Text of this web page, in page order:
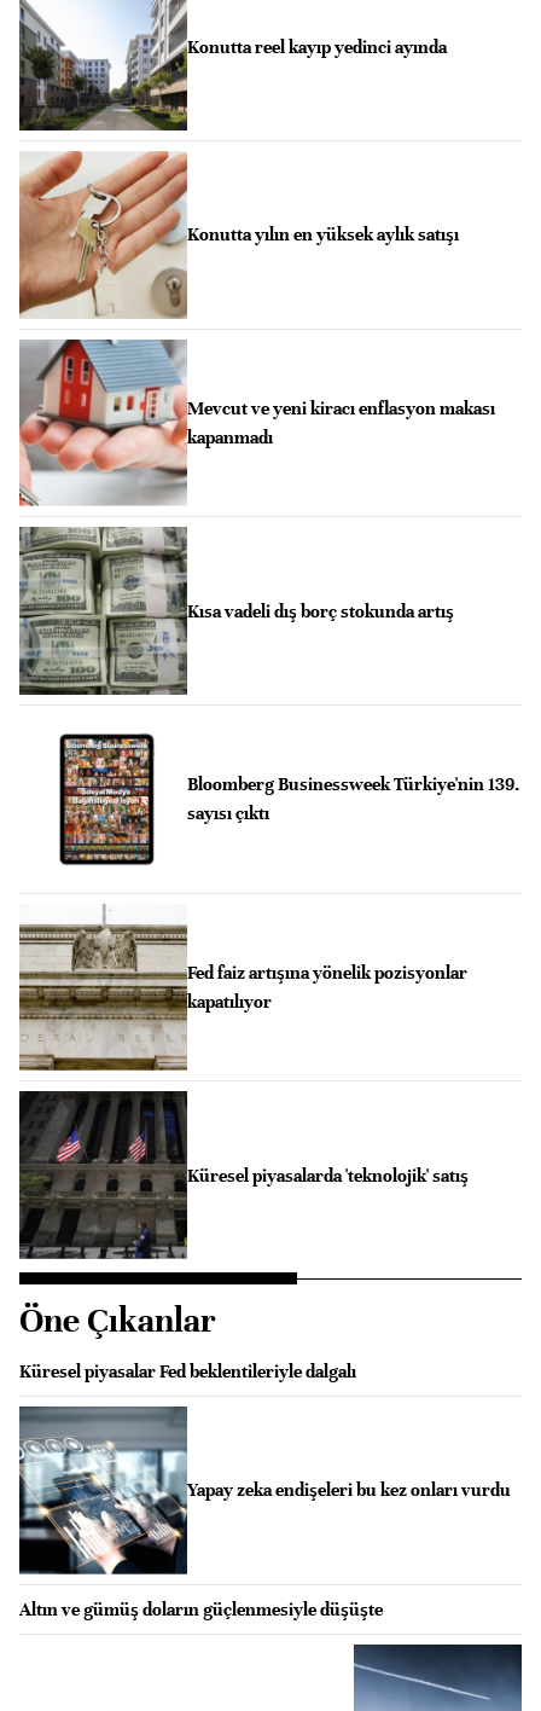
Konutta reel kayıp yedinci ayında
Konutta yılın en yüksek aylık satışı
Mevcut ve yeni kiracı enflasyon makası
kapanmadı
Kısa vadeli dış borç stokunda artış
Bloomberg Businessweek Türkiye'nin 139.
sayısı çıktı
Fed faiz artışına yönelik pozisyonlar
kapatılıyor
Küresel piyasalarda 'teknolojik' satış
Öne Çıkanlar
Küresel piyasalar Fed beklentileriyle dalgalı
Yapay zeka endişeleri bu kez onları vurdu
Altın ve gümüş doların güçlenmesiyle düşüşte